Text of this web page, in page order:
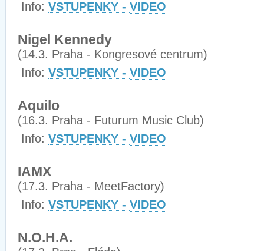
Info: VSTUPENKY - VIDEO
Nigel Kennedy
(14.3. Praha - Kongresové centrum)
Info: VSTUPENKY - VIDEO
Aquilo
(16.3. Praha - Futurum Music Club)
Info: VSTUPENKY - VIDEO
IAMX
(17.3. Praha - MeetFactory)
Info: VSTUPENKY - VIDEO
N.O.H.A.